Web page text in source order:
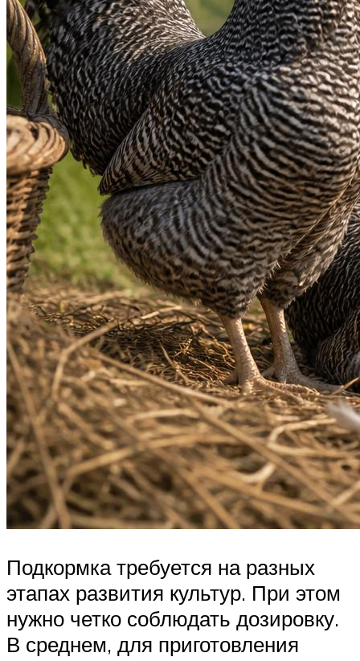
Подкормка требуется на разных
этапах развития культур. При этом
нужно четко соблюдать дозировку.
В среднем, для приготовления